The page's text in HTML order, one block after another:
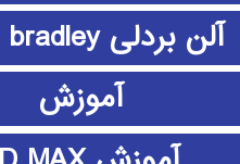
آلن بردلی Allen bradley
آموزش